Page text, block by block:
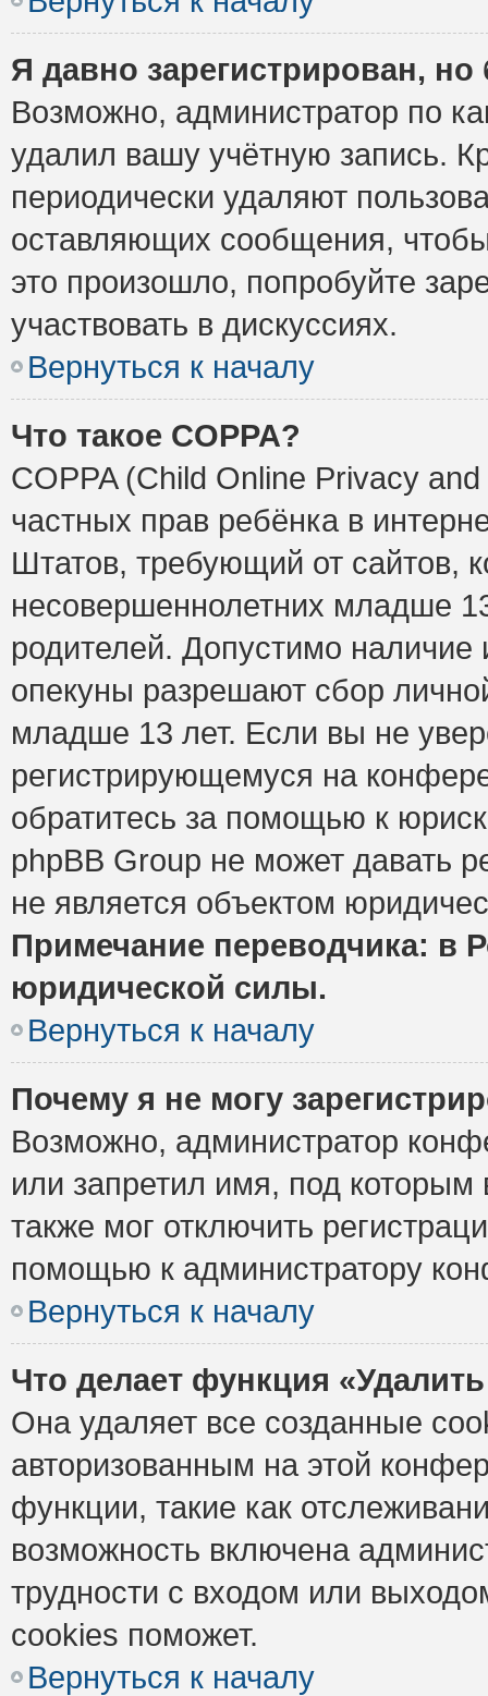
Я давно зарегистрирован,
Возможно, администратор по
удалил вашу учётную запись.
периодически удаляют
оставляющих сообщения,
это произошло, попробуйте
участвовать в дискуссиях.
Вернуться к началу
Что такое COPPA?
COPPA (Child Online Privacy
частных прав ребёнка в
Штатов, требующий от сайтов,
несовершеннолетних младше
родителей. Допустимо наличие
опекуны разрешают сбор
младше 13 лет. Если вы не
регистрирующемуся на
обратитесь за помощью к
phpBB Group не может давать
не является объектом
Примечание переводчика: в
юридической силы.
Вернуться к началу
Почему я не могу
Возможно, администратор
или запретил имя, под которым
также мог отключить
помощью к администратору
Вернуться к началу
Что делает функция
Она удаляет все созданные
авторизованным на этой
функции, такие как
возможность включена
трудности с входом или
cookies поможет.
Вернуться к началу